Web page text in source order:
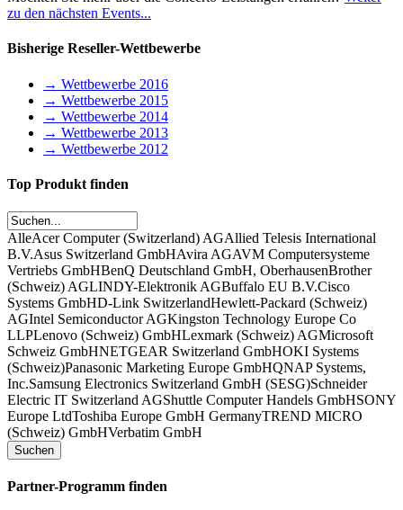
zu den nächsten Events...
Bisherige Reseller-Wettbewerbe
→ Wettbewerbe 2016
→ Wettbewerbe 2015
→ Wettbewerbe 2014
→ Wettbewerbe 2013
→ Wettbewerbe 2012
Top Produkt finden
AlleAcer Computer (Switzerland) AGAllied Telesis International
B.V.Asus Switzerland GmbHAvira AGAVM Computersysteme
Vertriebs GmbHBenQ Deutschland GmbH, OberhausenBrother
(Schweiz) AGLINDY-Elektronik AGBuffalo EU B.V.Cisco
Systems GmbHD-Link SwitzerlandHewlett-Packard (Schweiz)
AGIntel Semiconductor AGKingston Technology Europe Co
LLPLenovo (Schweiz) GmbHLexmark (Schweiz) AGMicrosoft
Schweiz GmbHNETGEAR Switzerland GmbHOKI Systems
(Schweiz)Panasonic Marketing Europe GmbHQNAP Systems,
Inc.Samsung Electronics Switzerland GmbH (SESG)Schneider
Electric IT Switzerland AGShuttle Computer Handels GmbHSONY
Europe LtdToshiba Europe GmbH GermanyTREND MICRO
(Schweiz) GmbHVerbatim GmbH
Partner-Programm finden